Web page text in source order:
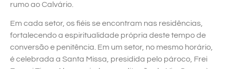
rumo ao Calvário.
Em cada setor, os fiéis se encontram nas residências,
fortalecendo a espiritualidade própria deste tempo de
conversão e penitência. Em um setor, no mesmo horário,
é celebrada a Santa Missa, presidida pelo pároco, Frei